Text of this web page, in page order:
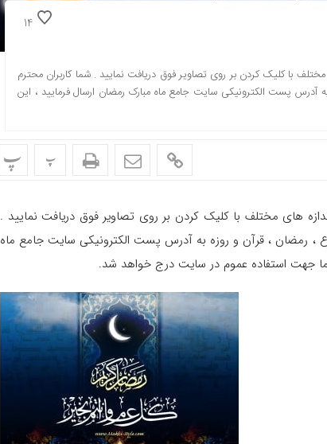
14
با کلیک کردن بر روی تصاویر فوق دریافت نمایید . شما کاربران محترم
پست الکترونیکی سایت جامع ماه مبارک رمضان ارسال فرمایید ، این
پ پ
های مختلف با کلیک کردن بر روی تصاویر فوق دریافت نمایید .
، رمضان ، قرآن و روزه به آدرس پست الکترونیکی سایت جامع ماه
جهت استفاده عموم در سایت درج خواهد شد.